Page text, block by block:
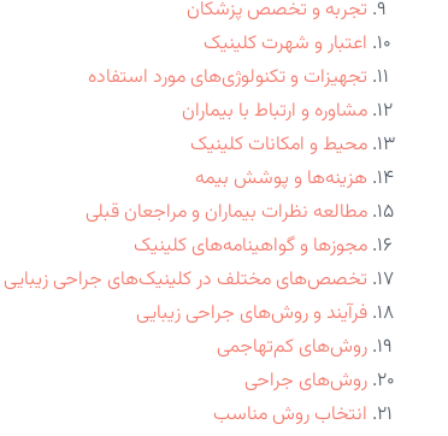
تجربه و تخصص پزشکان
اعتبار و شهرت کلینیک
تجهیزات و تکنولوژی‌های مورد استفاده
مشاوره و ارتباط با بیماران
محیط و امکانات کلینیک
هزینه‌ها و پوشش بیمه
مطالعه نظرات بیماران و مراجعان قبلی
مجوزها و گواهینامه‌های کلینیک
تخصص‌های مختلف در کلینیک‌های جراحی زیبایی
فرآیند و روش‌های جراحی زیبایی
روش‌های کم‌تهاجمی
روش‌های جراحی
انتخاب روش مناسب